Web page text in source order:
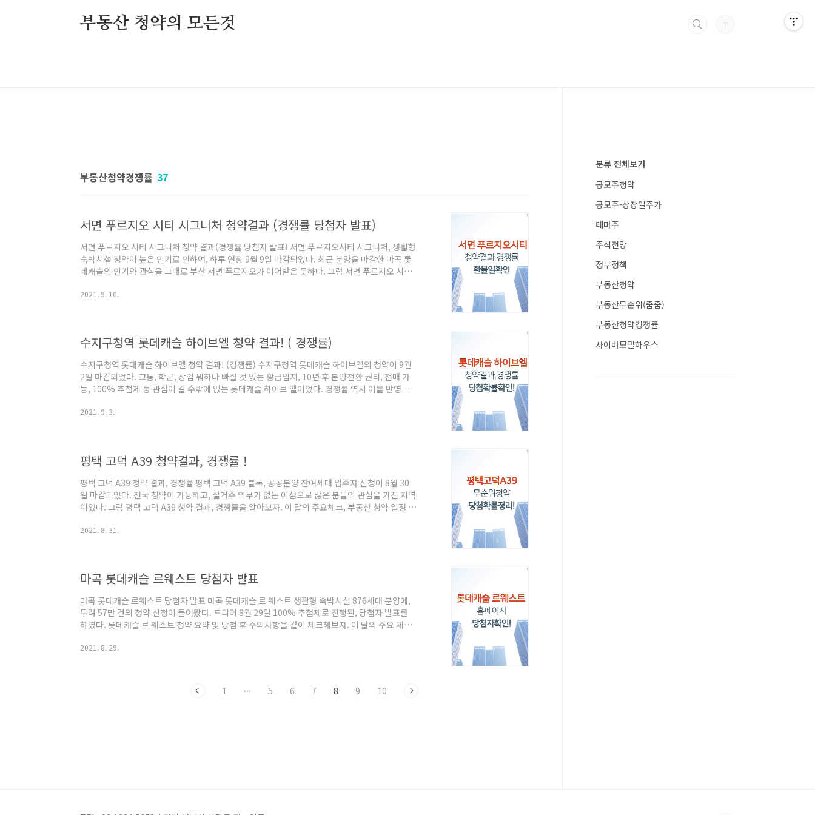
부동산 청약의 모든것
부동산청약경쟁률 37
서면 푸르지오 시티 시그니처 청약결과 (경쟁률 당첨자 발표)
서면 푸르지오 시티 시그니처 청약 결과(경쟁률 당첨자 발표) 서면 푸르지오시티 시그니처, 생활형
숙박시설 청약이 높은 인기로 인하여, 하루 연장 9월 9일 마감되었다. 최근 분양을 마감한 마곡 롯
데캐슬의 인기와 관심을 그대로 부산 서면 푸르지오가 이어받은 듯하다. 그럼 서면 푸르지오 시티
오 시티 시그니처 당첨자 발표 서면 푸르지오시티 시그니처 9월 10일 오전 11시에 홈페이지에서
2021. 9. 10.
수지구청역 롯데캐슬 하이브엘 청약 결과! ( 경쟁률)
수지구청역 롯데캐슬 하이브엘 청약 결과! (경쟁률) 수지구청역 롯데캐슬 하이브엘의 청약이 9월
2일 마감되었다. 교통, 학군, 상업 뭐하나 빠질 것 없는 황금입지, 10년 후 분양전환 권리, 전매 가
능, 100% 추첨제 등 관심이 갈 수밖에 없는 롯데캐슬 하이브 엘이었다. 경쟁률 역시 이를 반영하
크! 수지구청역 롯데캐슬 하이브엘 청약 결과 청약마감 9월1일 당첨자발표 9월6일 공급 715세대
2021. 9. 3.
평택 고덕 A39 청약결과, 경쟁률 !
평택 고덕 A39 청약 결과, 경쟁률 평택 고덕 A39 블록, 공공분양 잔여세대 입주자 신청이 8월 30
일 마감되었다. 전국 청약이 가능하고, 실거주 의무가 없는 이점으로 많은 분들의 관심을 가진 지역
이었다. 그럼 평택 고덕 A39 청약 결과, 경쟁률을 알아보자. 이 달의 주요체크, 부동산 청약 일정 평
11월 잔여물량 6세대 분양가 약 3억 안전마진 1억 +@ 예상 평택 고덕 A39 잔여 6세대 무순위 청
2021. 8. 31.
마곡 롯데캐슬 르웨스트 당첨자 발표
마곡 롯데캐슬 르웨스트 당첨자 발표 마곡 롯데캐슬 르 웨스트 생활형 숙박시설 876세대 분양에,
무려 57만 건의 청약 신청이 들어왔다. 드디어 8월 29일 100% 추첨제로 진행된, 당첨자 발표를
하였다. 롯데캐슬 르 웨스트 청약 요약 및 당첨 후 주의사항을 같이 체크해보자. 이 달의 주요 체크,
표하였다. 당첨자 확인은 홈페이지에서 가능하다. → 마곡 롯데캐슬 르웨스트 홈페이지 마곡 롯데
2021. 8. 29.
1 ··· 5 6 7 8 9 10
분류 전체보기
공모주청약
공모주-상장일주가
테마주
주식전망
정부정책
부동산청약
부동산무순위(줍줍)
부동산청약경쟁률
사이버모델하우스